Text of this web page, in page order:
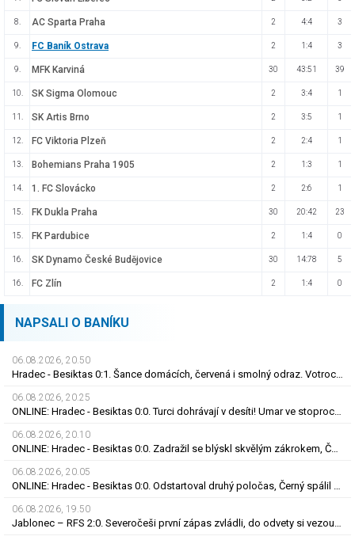
8. AC Sparta Praha 2 4:4 3
9. FC Baník Ostrava 2 1:4 3
9. MFK Karviná 30 43:51 39
10. SK Sigma Olomouc 2 3:4 1
11. SK Artis Brno 2 3:5 1
12. FC Viktoria Plzeň 2 2:4 1
13. Bohemians Praha 1905 2 1:3 1
14. 1. FC Slovácko 2 2:6 1
15. FK Dukla Praha 30 20:42 23
15. FK Pardubice 2 1:4 0
16. SK Dynamo České Budějovice 30 14:78 5
16. FC Zlín 2 1:4 0
NAPSALI O BANÍKU
06.08.2026, 20.50
Hradec - Besiktas 0:1. Šance domácích, červená i smolný odraz. Votroci budou dotahovat
06.08.2026, 20.25
ONLINE: Hradec - Besiktas 0:0. Turci dohrávají v desíti! Umar ve stoprocentní šanci selhal
06.08.2026, 20.10
ONLINE: Hradec - Besiktas 0:0. Zadražil se blýskl skvělým zákrokem, Černý nedal tutovku
06.08.2026, 20.05
ONLINE: Hradec - Besiktas 0:0. Odstartoval druhý poločas, Černý spálil obrovskou šanci
06.08.2026, 19.50
Jablonec – RFS 2:0. Severočeši první zápas zvládli, do odvety si vezou nadějný náskok